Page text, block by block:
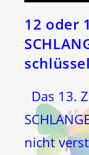
12 oder
Das 13.
nicht